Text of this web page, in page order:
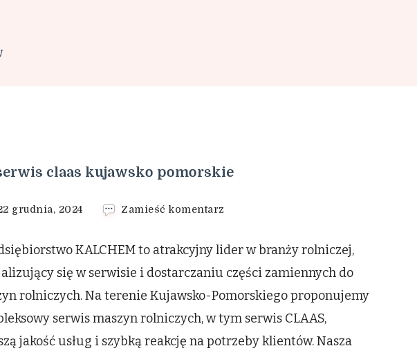
claas kujawsko pomorskie
grudnia, 2024 Zamieść komentarz
serwis
claas
kujawsko
pomorskie
KALCHEM to atrakcyjny lider w branży rolniczej,
się w serwisie i dostarczaniu części zamiennych do
rolniczych. Na terenie Kujawsko-Pomorskiego proponujemy
serwis maszyn rolniczych, w tym serwis CLAAS,
jakość usług i szybką reakcję na potrzeby klientów. Nasza